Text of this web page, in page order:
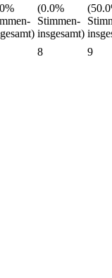
8 9